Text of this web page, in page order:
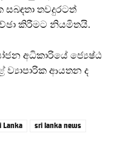
තවදුරටත්
කිරීමට නියමිතයි.
අධිකාරියේ ජ්‍යෙෂ්ඨ
ව්‍යාපාරික ආයතන ද
Lanka
sri lanka news